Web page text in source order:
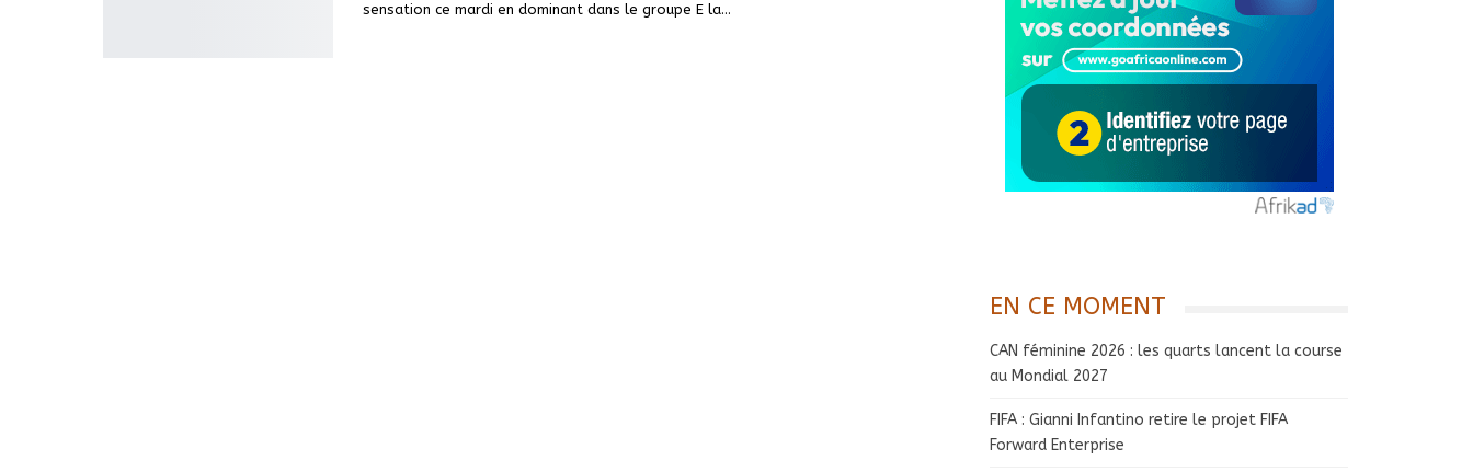
sensation ce mardi en dominant dans le groupe E la…
EN CE MOMENT
CAN féminine 2026 : les quarts lancent la course
au Mondial 2027
FIFA : Gianni Infantino retire le projet FIFA
Forward Enterprise